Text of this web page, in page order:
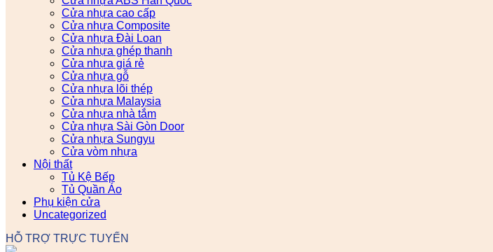
Cửa nhựa cao cấp
Cửa nhựa Composite
Cửa nhựa Đài Loan
Cửa nhựa ghép thanh
Cửa nhựa giá rẻ
Cửa nhựa gỗ
Cửa nhựa lõi thép
Cửa nhựa Malaysia
Cửa nhựa nhà tắm
Cửa nhựa Sài Gòn Door
Cửa nhựa Sungyu
Cửa vòm nhựa
Nội thất
Tủ Kệ Bếp
Tủ Quần Áo
Phụ kiện cửa
Uncategorized
HỖ TRỢ TRỰC TUYẾN